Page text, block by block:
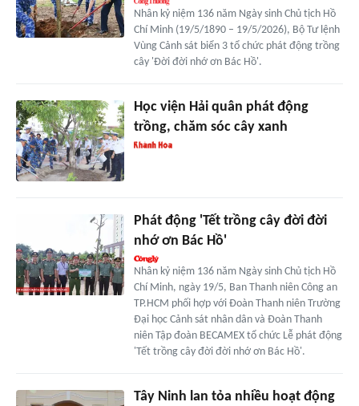
Nhân kỷ niệm 136 năm Ngày sinh Chủ tịch Hồ
Chí Minh (19/5/1890 – 19/5/2026), Bộ Tư lệnh
Vùng Cảnh sát biển 3 tổ chức phát động trồng
cây 'Đời đời nhớ ơn Bác Hồ'.
Học viện Hải quân phát động
trồng, chăm sóc cây xanh
Phát động 'Tết trồng cây đời đời
nhớ ơn Bác Hồ'
Nhân kỷ niệm 136 năm Ngày sinh Chủ tịch Hồ
Chí Minh, ngày 19/5, Ban Thanh niên Công an
TP.HCM phối hợp với Đoàn Thanh niên Trường
Đại học Cảnh sát nhân dân và Đoàn Thanh
niên Tập đoàn BECAMEX tổ chức Lễ phát động
'Tết trồng cây đời đời nhớ ơn Bác Hồ'.
Tây Ninh lan tỏa nhiều hoạt động